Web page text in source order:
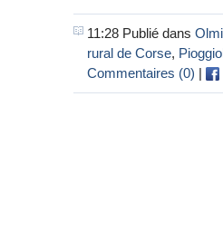
11:28 Publié dans
rural de Corse,
Commentaires (0) |